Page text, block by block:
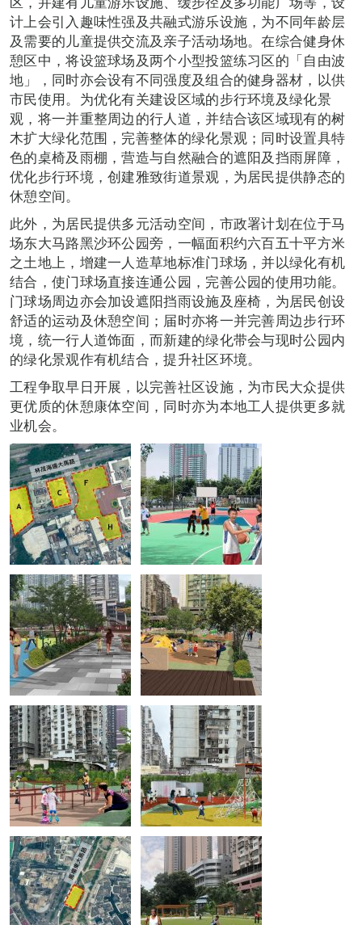
计上会引入趣味性强及共融式游乐设施，为不同年龄层
及需要的儿童提供交流及亲子活动场地。在综合健身休
憩区中，将设篮球场及两个小型投篮练习区的「自由波
地」，同时亦会设有不同强度及组合的健身器材，以供
市民使用。为优化有关建设区域的步行环境及绿化景
观，将一并重整周边的行人道，并结合该区域现有的树
木扩大绿化范围，完善整体的绿化景观；同时设置具特
色的桌椅及雨棚，营造与自然融合的遮阳及挡雨屏障，
优化步行环境，创建雅致街道景观，为居民提供静态的
休憩空间。
此外，为居民提供多元活动空间，市政署计划在位于马
场东大马路黑沙环公园旁，一幅面积约六百五十平方米
之土地上，增建一人造草地标准门球场，并以绿化有机
结合，使门球场直接连通公园，完善公园的使用功能。
门球场周边亦会加设遮阳挡雨设施及座椅，为居民创设
舒适的运动及休憩空间；届时亦将一并完善周边步行环
境，统一行人道饰面，而新建的绿化带会与现时公园内
的绿化景观作有机结合，提升社区环境。
工程争取早日开展，以完善社区设施，为市民大众提供
更优质的休憩康体空间，同时亦为本地工人提供更多就
业机会。